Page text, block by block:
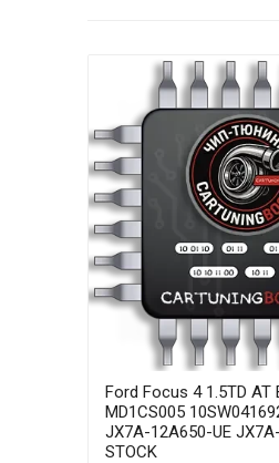
Ford Focus 4 1.5TD AT
MD1CS005
JX7A-12A650-UE
STOCK